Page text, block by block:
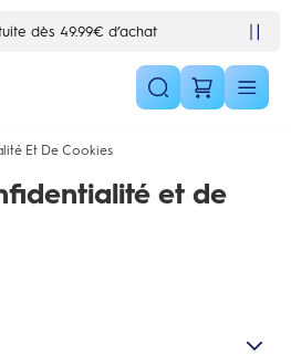
dès 49.99€ d’achat
Et De Cookies
et de